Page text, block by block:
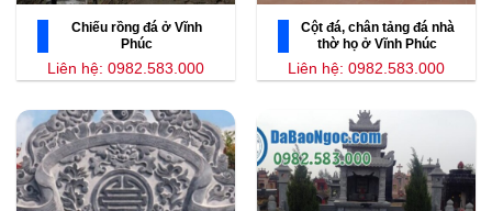
Chiếu rồng đá ở Vĩnh
Phúc
Liên hệ: 0982.583.000
Cột đá, chân tảng đá nhà
thờ họ ở Vĩnh Phúc
Liên hệ: 0982.583.000